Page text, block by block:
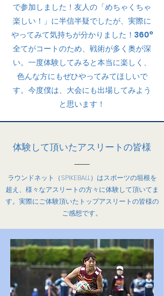
で参加しました！友人の「めちゃくちゃ
楽しい！」に半信半疑でしたが、実際に
やってみて気持ちが分かりました！360°
全てがコートのため、戦術が多く奥が深
い。一度体験してみると本当に楽しく、
色んな方にもぜひやってみてほしいで
す。今度僕は、大会にも出場してみよう
と思います！
​体験して頂いたアスリートの皆様
​ラウンドネット（SPIKEBALL）はスポーツの垣根を
超え、様々なアスリートの方々に体験して頂いてま
す。実際にご体験頂いたトップアスリートの皆様の
ご感想です。